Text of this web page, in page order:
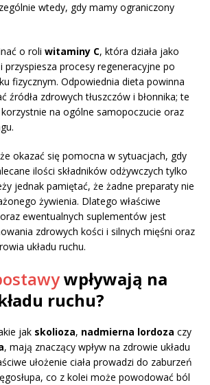
wtedy, gdy mamy ograniczony
o roli witaminy C, która działa jako
przyspiesza procesy regeneracyjne po
fizycznym. Odpowiednia dieta powinna
źródła zdrowych tłuszczów i błonnika; te
korzystnie na ogólne samopoczucie oraz
okazać się pomocna w sytuacjach, gdy
ilości składników odżywczych tylko
jednak pamiętać, że żadne preparaty nie
żywienia. Dlatego właściwe
ewentualnych suplementów jest
zdrowych kości i silnych mięśni oraz
układu ruchu.
wpływają na
ruchu?
jak skolioza, nadmierna lordoza czy
, mają znaczący wpływ na zdrowie układu
ułożenie ciała prowadzi do zaburzeń
co z kolei może powodować ból